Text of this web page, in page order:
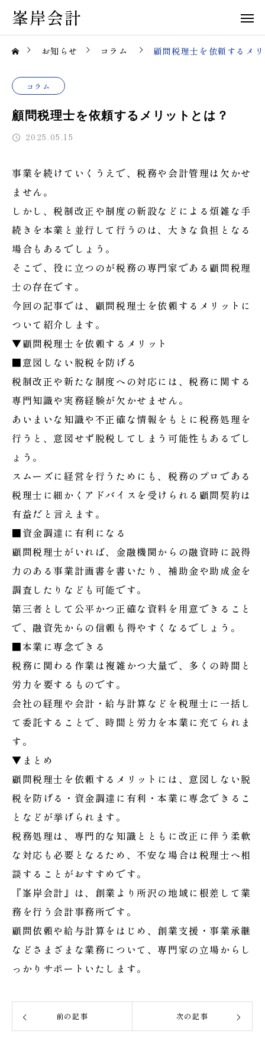
峯岸会計
お知らせ コラム 顧問税理士を依頼するメ
コラム
顧問税理士を依頼するメリットとは？
2025.05.15
事業を続けていくうえで、税務や会計管理は欠かせ
ません。
しかし、税制改正や制度の新設などによる煩雑な手
続きを本業と並行して行うのは、大きな負担となる
場合もあるでしょう。
そこで、役に立つのが税務の専門家である顧問税理
士の存在です。
今回の記事では、顧問税理士を依頼するメリットに
ついて紹介します。
▼顧問税理士を依頼するメリット
■意図しない脱税を防げる
税制改正や新たな制度への対応には、税務に関する
専門知識や実務経験が欠かせません。
あいまいな知識や不正確な情報をもとに税務処理を
行うと、意図せず脱税してしまう可能性もあるでし
ょう。
スムーズに経営を行うためにも、税務のプロである
税理士に細かくアドバイスを受けられる顧問契約は
有益だと言えます。
■資金調達に有利になる
顧問税理士がいれば、金融機関からの融資時に説得
力のある事業計画書を書いたり、補助金や助成金を
調査したりなども可能です。
第三者として公平かつ正確な資料を用意できること
で、融資先からの信頼も得やすくなるでしょう。
■本業に専念できる
税務に関わる作業は複雑かつ大量で、多くの時間と
労力を要するものです。
会社の経理や会計・給与計算などを税理士に一括し
て委託することで、時間と労力を本業に充てられま
す。
▼まとめ
顧問税理士を依頼するメリットには、意図しない脱
税を防げる・資金調達に有利・本業に専念できるこ
となどが挙げられます。
税務処理は、専門的な知識とともに改正に伴う柔軟
な対応も必要となるため、不安な場合は税理士へ相
談することがおすすめです。
『峯岸会計』は、創業より所沢の地域に根差して業
務を行う会計事務所です。
顧問依頼や給与計算をはじめ、創業支援・事業承継
などさまざまな業務について、専門家の立場からし
っかりサポートいたします。
前の記事 次の記事